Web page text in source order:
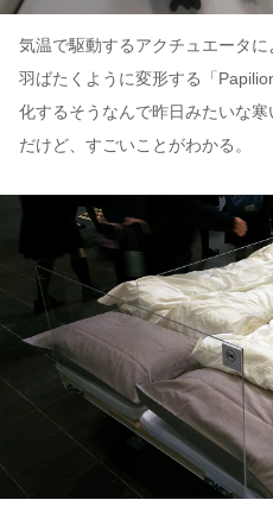
気温で駆動するアクチュエータ
羽ばたくように変形する「
化するそうなんで昨日みたいな
だけど、すごいことがわかる。